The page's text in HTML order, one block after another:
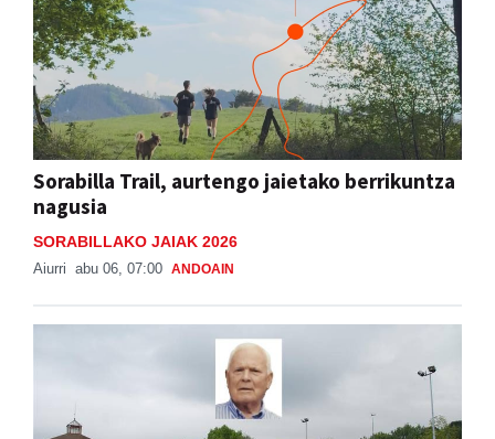
Sorabilla Trail, aurtengo jaietako berrikuntza
nagusia
SORABILLAKO JAIAK 2026
Aiurri abu 06, 07:00 ANDOAIN